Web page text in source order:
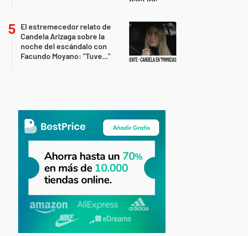
El estremecedor relato de
Candela Arizaga sobre la
noche del escándalo con
Facundo Moyano: "Tuve..."